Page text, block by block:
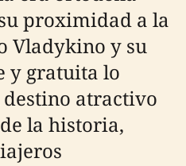
proximidad a la
Vladykino y su
y gratuita lo
atractivo
la historia,